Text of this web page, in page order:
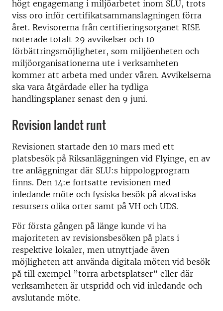
högt engagemang i miljöarbetet inom SLU, trots
viss oro inför certifikatsammanslagningen förra
året. Revisorerna från certifieringsorganet RISE
noterade totalt 29 avvikelser och 10
förbättringsmöjligheter, som miljöenheten och
miljöorganisationerna ute i verksamheten
kommer att arbeta med under våren. Avvikelserna
ska vara åtgärdade eller ha tydliga
handlingsplaner senast den 9 juni.
Revision landet runt
Revisionen startade den 10 mars med ett
platsbesök på Riksanläggningen vid Flyinge, en av
tre anläggningar där SLU:s hippologprogram
finns. Den 14:e fortsatte revisionen med
inledande möte och fysiska besök på akvatiska
resursers olika orter samt på VH och UDS.
För första gången på länge kunde vi ha
majoriteten av revisionsbesöken på plats i
respektive lokaler, men utnyttjade även
möjligheten att använda digitala möten vid besök
på till exempel ”torra arbetsplatser” eller där
verksamheten är utspridd och vid inledande och
avslutande möte.